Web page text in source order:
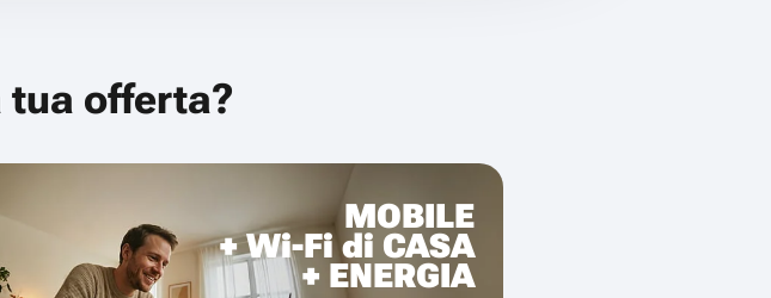
tua offerta?
MOBILE
+ Wi-Fi di CASA
+ ENERGIA